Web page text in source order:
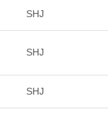
SHJ
SHJ
SHJ